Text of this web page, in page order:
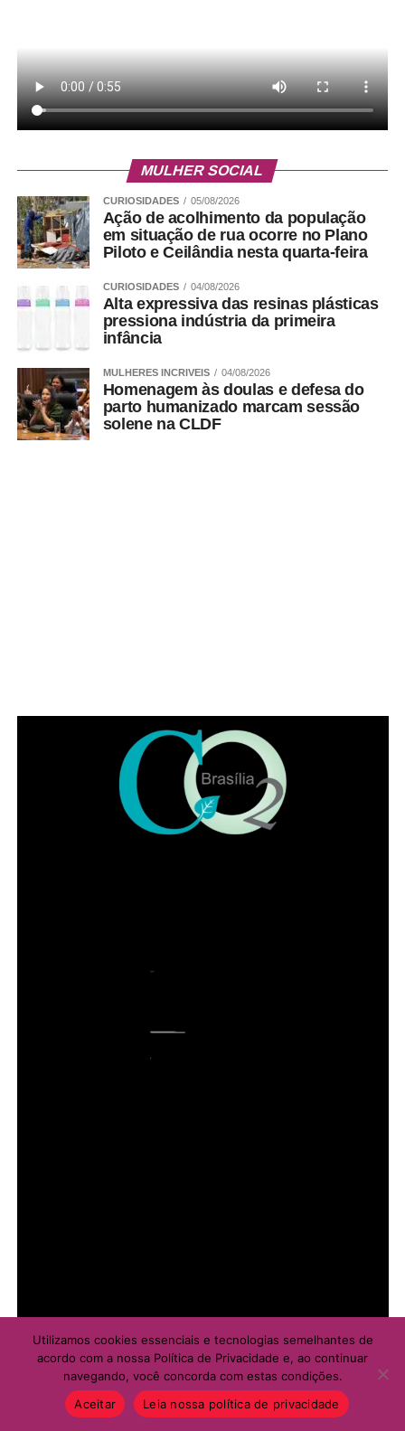
MULHER SOCIAL
CURIOSIDADES 05/08/2026
Ação de acolhimento da população
em situação de rua ocorre no Plano
Piloto e Ceilândia nesta quarta-feira
CURIOSIDADES 04/08/2026
Alta expressiva das resinas plásticas
pressiona indústria da primeira
infância
MULHERES INCRIVEIS 04/08/2026
Homenagem às doulas e defesa do
parto humanizado marcam sessão
solene na CLDF
Utilizamos cookies essenciais e tecnologias semelhantes de
acordo com a nossa Política de Privacidade e, ao continuar
navegando, você concorda com estas condições.
Aceitar
Leia nossa política de privacidade